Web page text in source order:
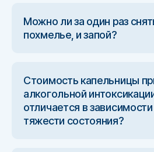
Можно ли за один раз
похмелье, и запой?
Стоимость капельницы
алкогольной
отличается в зависимости
тяжести состояния?